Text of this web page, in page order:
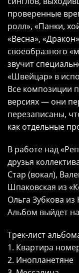
проверенные
ролл», «Панки,
«Весна»,
своеобразного
звучит
«Швейцар» в
Все композиции
версиях — они
перезаписаны,
как отдельные
В работе над
друзья
Стар (вокал),
Шпаковская из
Ольга Зубкова
Альбом выйдет
Трек-лист
1. Квартира
2. Инопланетяне